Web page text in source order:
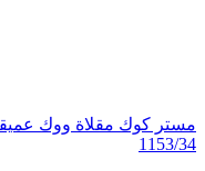
1153/34